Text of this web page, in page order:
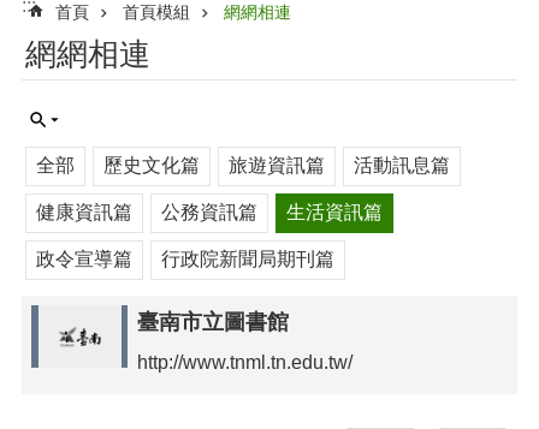
:::
首頁 首頁模組 網網相連
網網相連
全部 歷史文化篇 旅遊資訊篇 活動訊息篇
健康資訊篇 公務資訊篇 生活資訊篇
政令宣導篇 行政院新聞局期刊篇
臺南市立圖書館
http://www.tnml.tn.edu.tw/